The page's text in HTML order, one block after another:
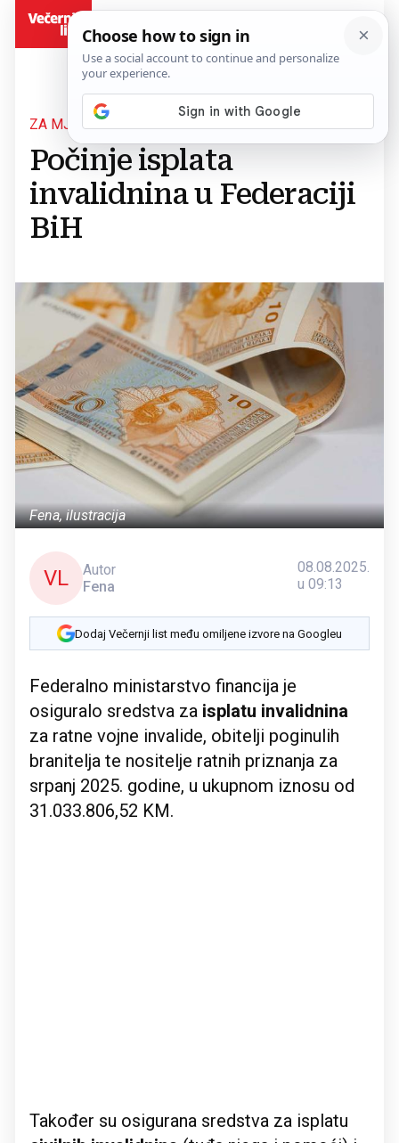
ZA MJESEC SRPANJ
Počinje isplata
invalidnina u Federaciji
BiH
Fena, ilustracija
VL
Autor
Fena
08.08.2025.
u 09:13
Dodaj Večernji list među omiljene izvore na Googleu
Federalno ministarstvo financija je
osiguralo sredstva za isplatu invalidnina
za ratne vojne invalide, obitelji poginulih
branitelja te nositelje ratnih priznanja za
srpanj 2025. godine, u ukupnom iznosu od
31.033.806,52 KM.
Također su osigurana sredstva za isplatu